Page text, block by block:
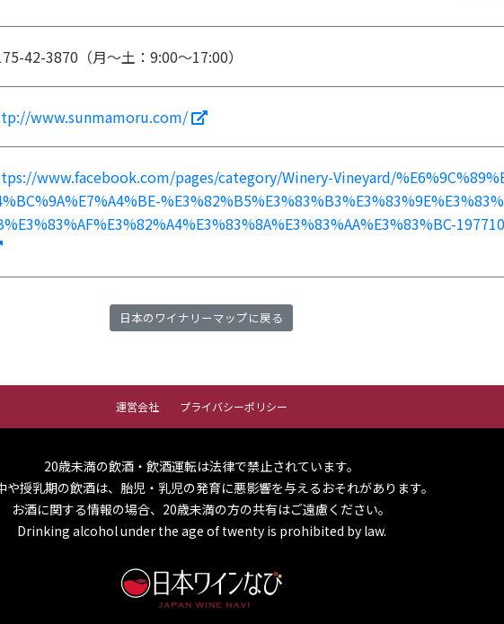
42-3870（月〜土：9:00〜17:00）
www.sunmamoru.com/
www.facebook.com/pages/category/Winery-Vineyard/
日本のワイナリーマップに戻る
運営会社 プライバシーポリシー
20歳未満の飲酒・飲酒運転は法律で禁止されています。
や授乳期の飲酒は、胎児・乳児の発育に悪影響を与えるおそれがあります。
お酒に関する情報の場合、20歳未満の方の共有はご遠慮ください。
Drinking alcohol under the age of twenty is prohibited by law.